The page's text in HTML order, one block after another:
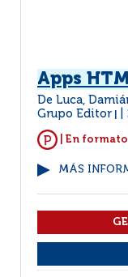
Apps
De Luca,
Grupo Editor
| En
MÁS